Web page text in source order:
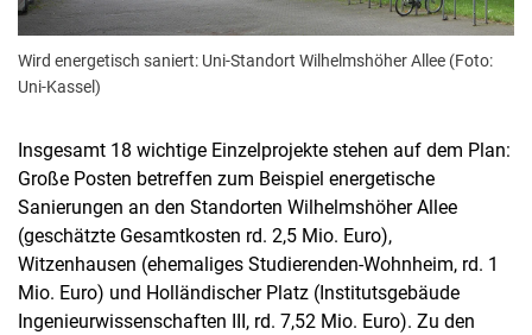
Wird energetisch saniert: Uni-Standort Wilhelmshöher Allee (Foto:
Uni-Kassel)
Insgesamt 18 wichtige Einzelprojekte stehen auf dem Plan:
Große Posten betreffen zum Beispiel energetische
Sanierungen an den Standorten Wilhelmshöher Allee
(geschätzte Gesamtkosten rd. 2,5 Mio. Euro),
Witzenhausen (ehemaliges Studierenden-Wohnheim, rd. 1
Mio. Euro) und Holländischer Platz (Institutsgebäude
Ingenieurwissenschaften III, rd. 7,52 Mio. Euro). Zu den